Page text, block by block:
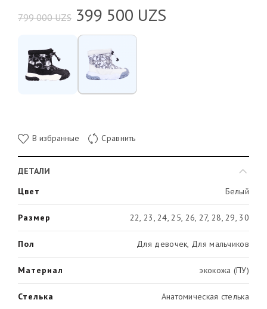
799 000UZS 399 500 UZS
В избранные Сравнить
ДЕТАЛИ
Цвет
Белый
Размер 22, 23, 24, 25, 26, 27, 28, 29, 30
Пол Для девочек, Для мальчиков
Материал экокожа (ПУ)
Стелька Анатомическая стелька